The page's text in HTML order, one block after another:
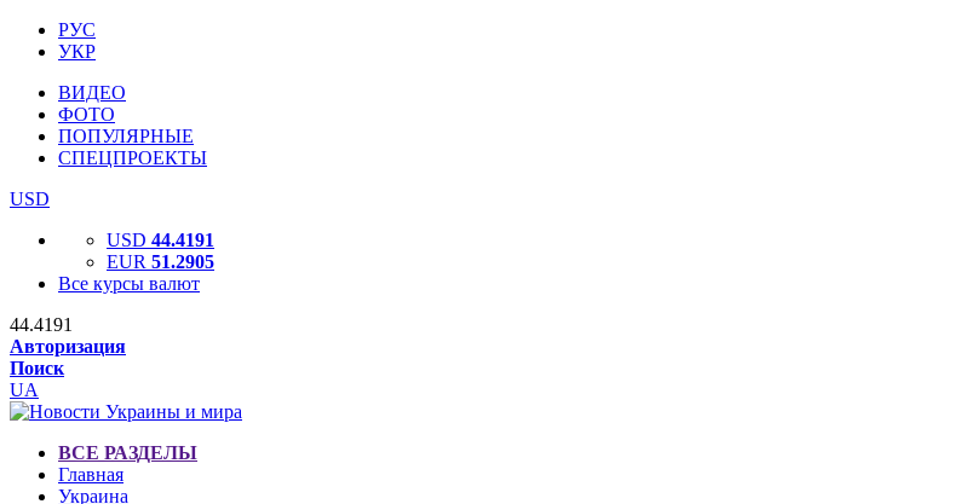
РУС
УКР
ВИДЕО
ФОТО
ПОПУЛЯРНЫЕ
СПЕЦПРОЕКТЫ
USD
USD 44.4191
EUR 51.2905
Все курсы валют
44.4191
Авторизация
Поиск
UA
ВСЕ РАЗДЕЛЫ
Главная
Украина